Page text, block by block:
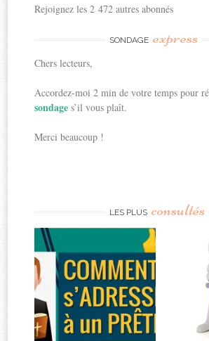
Rejoignez les 2 472 autres abonnés
SONDAGE express
Chers lecteurs,
Accordez-moi 2 min de votre temps pour
sondages’il vous plaît.
Merci beaucoup !
LES PLUS consultés